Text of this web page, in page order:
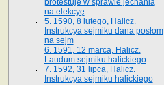
protestuje w sprawie jechania
na elekcyę
5. 1590, 8 lutego, Halicz.
Instrukcya sejmiku dana posłom
na sejm
6. 1591, 12 marca, Halicz.
Laudum sejmiku halickiego
7. 1592, 31 lipca, Halicz.
Instrukcya sejmiku halickiego